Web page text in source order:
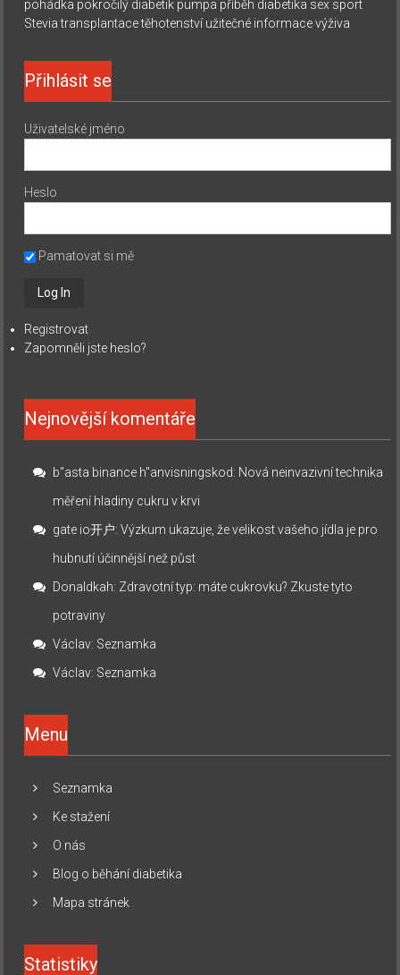
pohádka pokročilý diabetik pumpa příběh diabetika sex sport
Stevia transplantace těhotenství užitečné informace výživa
Přihlásit se
Uživatelské jméno
Heslo
Pamatovat si mě
Registrovat
Zapomněli jste heslo?
Nejnovější komentáře
b"asta binance h"anvisningskod: Nová neinvazivní technika
měření hladiny cukru v krvi
gate io开户:Výzkum ukazuje, že velikost vašeho jídla je pro
hubnutí účinnější než půst
Donaldkah: Zdravotní typ: máte cukrovku? Zkuste tyto
potraviny
Václav: Seznamka
Václav: Seznamka
Menu
Seznamka
Ke stažení
O nás
Blog o běhání diabetika
Mapa stránek
Statistiky